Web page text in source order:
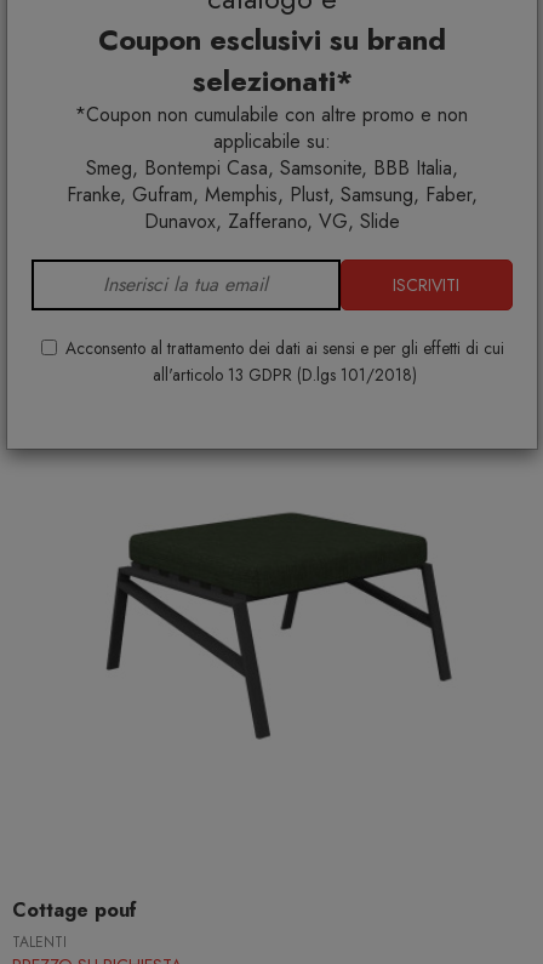
Coupon esclusivi su brand
selezionati*
*Coupon non cumulabile con altre promo e non
applicabile su:
Smeg, Bontempi Casa, Samsonite, BBB Italia,
Franke, Gufram, Memphis, Plust, Samsung, Faber,
Dunavox, Zafferano, VG, Slide
ISCRIVITI
Acconsento al trattamento dei dati ai sensi e per gli effetti di cui
all'articolo 13 GDPR (D.lgs 101/2018)
Cottage poltrona lounge
+ VARIANTI DISPONIBILI
Cottage pouf
TALENTI